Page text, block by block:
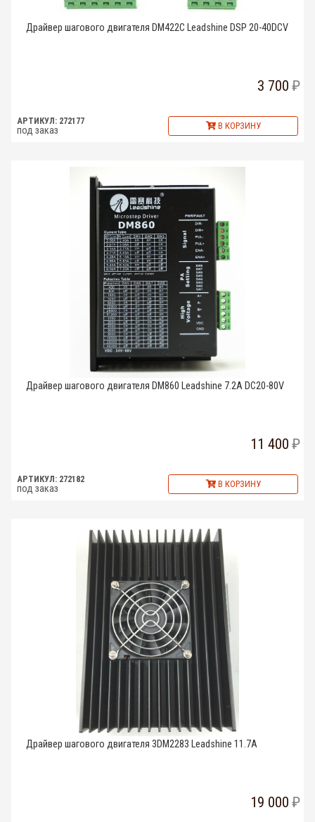
Драйвер шагового двигателя DM422C Leadshine DSP 20-40DCV
3 700
АРТИКУЛ: 272177
под заказ В КОРЗИНУ
Драйвер шагового двигателя DM860 Leadshine 7.2A DC20-80V
11 400
АРТИКУЛ: 272182
под заказ В КОРЗИНУ
Драйвер шагового двигателя 3DM2283 Leadshine 11.7A
19 000